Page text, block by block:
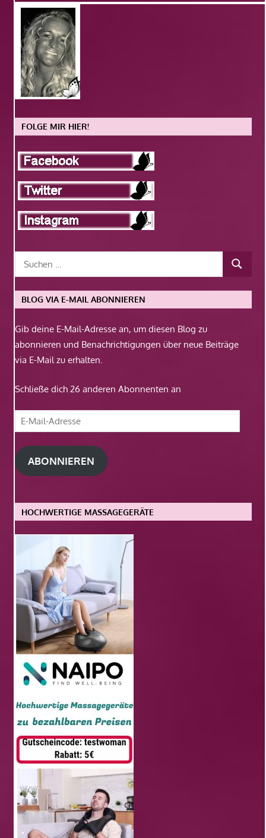
FOLGE MIR HIER!
BLOG VIA E-MAIL ABONNIEREN
Gib deine E-Mail-Adresse an, um diesen Blog zu
abonnieren und Benachrichtigungen über neue Beiträge
via E-Mail zu erhalten.
Schließe dich 26 anderen Abonnenten an
E-
Mail-
Adresse
ABONNIEREN
HOCHWERTIGE MASSAGEGERÄTE